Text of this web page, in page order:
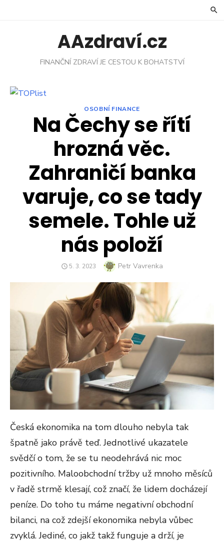
AAzdraví.cz
FINANČNÍ ZDRAVÍ JE CESTOU K BOHATSTVÍ
OSOBNÍ FINANCE
Na Čechy se řítí
hrozná věc.
Zahraničí banka
varuje, co se tady
semele. Tohle už
nás položí
POSTED
5. 3. 2023 Author
Petr Vavrenka
Česká ekonomika na tom dlouho nebyla tak
špatně jako právě teď. Jednotlivé ukazatele
svědčí o tom, že se tu neodehrává nic moc
pozitivního. Maloobchodní tržby už mnoho měsíců
v řadě strmě klesají, což značí, že lidem docházejí
peníze. Do toho tu máme negativní obchodní
bilanci, na což zdejší ekonomika nebyla vůbec
zvyklá. Jediné, co jakž takž funguje a drží, je